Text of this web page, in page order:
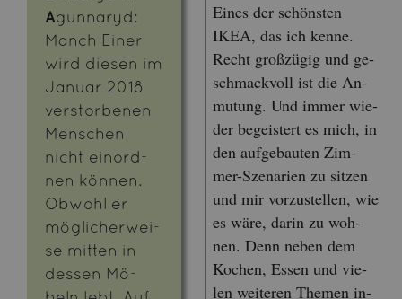
Agun­na­ryd:
Manch Einer
wird die­sen im
Ja­nu­ar 2018
ver­stor­be­nen
Men­schen
nicht ein­ord­
nen kön­nen.
Ob­wohl er
mög­li­cher­wei­
se mit­ten in
des­sen Mö­
Eines der schöns­ten
IKEA, das ich kenne.
Recht gro­ß­zü­gig und ge­
schmack­voll ist die An­
mu­tung. Und immer wie­
der be­geis­tert es mich, in
den auf­ge­bau­ten Zim­
mer-Sze­na­ri­en zu sit­zen
und mir vor­zu­stel­len, wie
es wäre, darin zu woh­
nen. Denn neben dem
Ko­chen, Essen und vie­
len wei­te­ren The­men in­